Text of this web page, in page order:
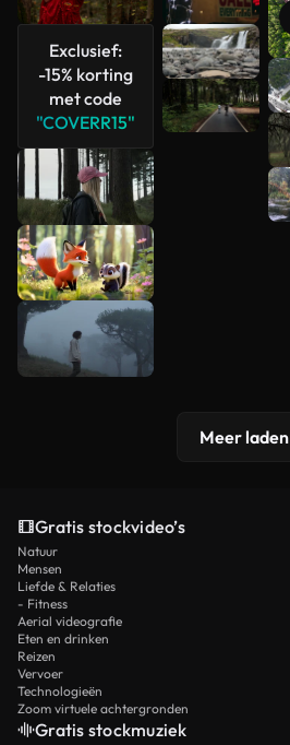
Exclusief:
-15% korting
met code
"COVERR15"
Meer laden
Gratis stockvideo’s
Natuur
Mensen
Liefde & Relaties
- Fitness
Aerial videografie
Eten en drinken
Reizen
Vervoer
Technologieën
Zoom virtuele achtergronden
Gratis stockmuziek